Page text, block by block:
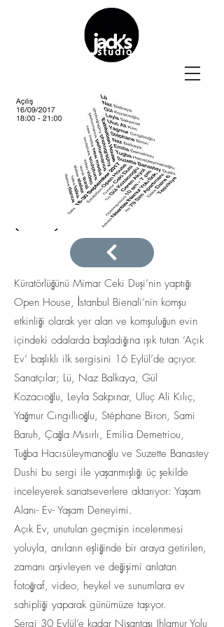
Küratörlüğünü Mimar Ceki Duşi’nin yaptığı
Open House, İstanbul Bienali’nin komşu
etkinliği olarak yer alan ve komşuluğun evin
içindeki odalarda başladığına ışık tutan ‘Açık
Ev’ başlıklı ilk sergisini 16 Eylül’de açıyor.
Sanatçılar; Lü, Naz Balkaya, Gül
Kozacıoğlu, Leyla Sakpınar, Uluç Ali Kılıç,
Yağmur Cıngıllıoğlu, Stéphane Biron, Sami
Baruh, Çağla Mısırlı, Emilia Demetriou,
Tuğba Hacısüleymanoğlu ve Suzette Banastey
Dushi bu sergi ile yaşanmışlığı üç şekilde
inceleyerek sanatseverlere aktarıyor: Yaşam
Alanı- Ev- Yaşam Deneyimi.
Açık Ev, unutulan geçmişin incelenmesi
yoluyla, anıların eşliğinde bir araya getirilen,
zamanı arşivleyen ve değişimi anlatan
fotoğraf, video, heykel ve sunumlara ev
sahipliği yaparak günümüze taşıyor.
Sergi 30 Eylül’e kadar Nişantaşı Ihlamur Yolu